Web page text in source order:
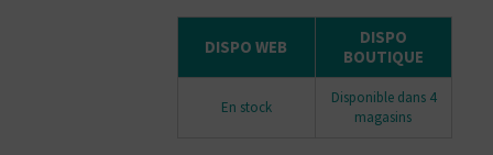
DISPO WEB
DISPO
BOUTIQUE
En stock
Disponible dans 4
magasins